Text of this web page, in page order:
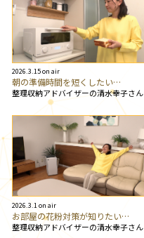
2026.3.15 on air
朝の準備時間を短くしたい…
整理収納アドバイザーの清水幸子さん
2026.3.1 on air
お部屋の花粉対策が知りたい…
整理収納アドバイザーの清水幸子さん